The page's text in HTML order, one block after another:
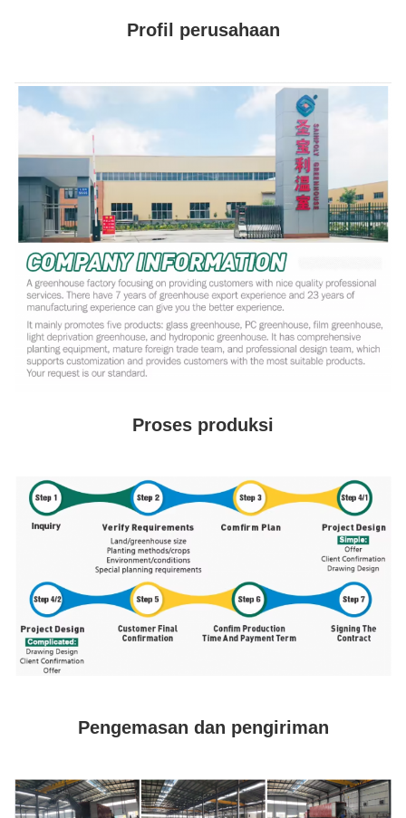
Profil perusahaan
Proses produksi
Pengemasan dan pengiriman